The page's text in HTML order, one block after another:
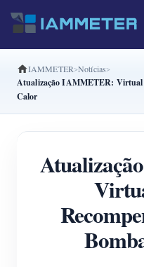
Produtos
Fase dividida
Trifásico
Trifásico
Trifásico
Controlador
IAMMETER Notícias
Atualização IAMMETER: Virtual
Calor